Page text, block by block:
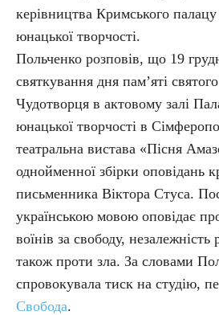
керівництва Кримського палацу
юнацької творчості.
Польченко розповів, що 19
святкування дня пам’яті
Чудотворця в актовому залі
юнацької творчості в
театральна вистава «Пісня
однойменної збірки оповідань
письменника Віктора Стуса.
українською мовою оповідає
воїнів за свободу,
також проти зла. За словами
спровокувала тиск на студію,
Свобода.